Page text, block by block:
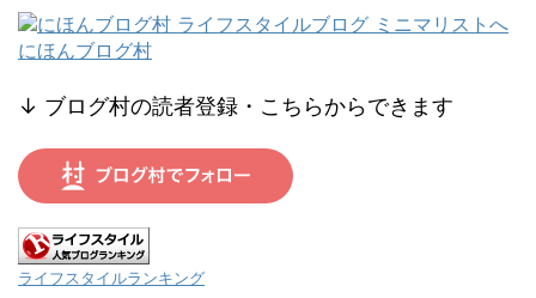
にほんブログ村
↓ ブログ村の読者登録・こちらからできます
ライフスタイルランキング